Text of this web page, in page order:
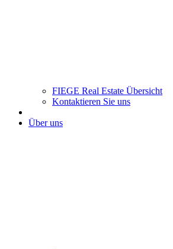
FIEGE Real Estate Übersicht
Kontaktieren Sie uns
Über uns